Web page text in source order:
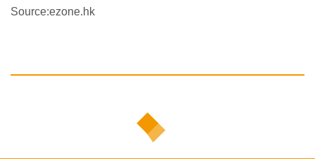
Source:ezone.hk